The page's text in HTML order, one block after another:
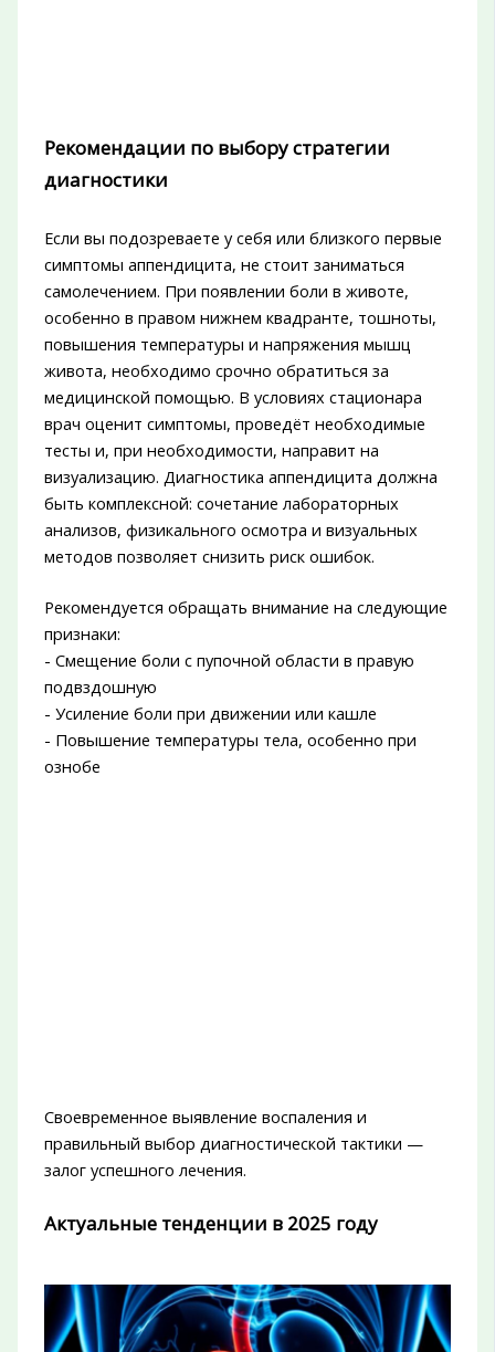
Рекомендации по выбору стратегии
диагностики
Если вы подозреваете у себя или близкого первые
симптомы аппендицита, не стоит заниматься
самолечением. При появлении боли в животе,
особенно в правом нижнем квадранте, тошноты,
повышения температуры и напряжения мышц
живота, необходимо срочно обратиться за
медицинской помощью. В условиях стационара
врач оценит симптомы, проведёт необходимые
тесты и, при необходимости, направит на
визуализацию. Диагностика аппендицита должна
быть комплексной: сочетание лабораторных
анализов, физикального осмотра и визуальных
методов позволяет снизить риск ошибок.
Рекомендуется обращать внимание на следующие
признаки:
- Смещение боли с пупочной области в правую
подвздошную
- Усиление боли при движении или кашле
- Повышение температуры тела, особенно при
ознобе
Своевременное выявление воспаления и
правильный выбор диагностической тактики —
залог успешного лечения.
Актуальные тенденции в 2025 году